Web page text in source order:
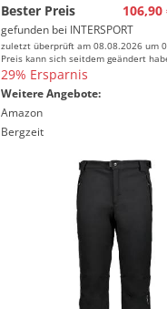
Bester Preis
106,90
gefunden bei INTERSPORT
zuletzt überprüft am 08.08.2026 um
Preis kann sich seitdem geändert
29% Ersparnis
Weitere Angebote:
Amazon
Bergzeit